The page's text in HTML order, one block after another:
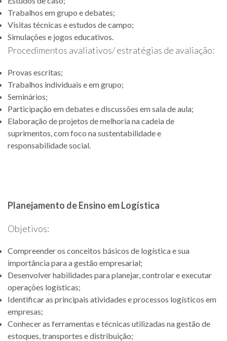
Trabalhos em grupo e debates;
Visitas técnicas e estudos de campo;
Simulações e jogos educativos.
Procedimentos avaliativos/ estratégias de avaliação:
Provas escritas;
Trabalhos individuais e em grupo;
Seminários;
Participação em debates e discussões em sala de aula;
Elaboração de projetos de melhoria na cadeia de
suprimentos, com foco na sustentabilidade e
responsabilidade social.
Planejamento de Ensino em Logística
Objetivos:
Compreender os conceitos básicos de logística e sua
importância para a gestão empresarial;
Desenvolver habilidades para planejar, controlar e executar
operações logísticas;
Identificar as principais atividades e processos logísticos em
empresas;
Conhecer as ferramentas e técnicas utilizadas na gestão de
estoques, transportes e distribuição;